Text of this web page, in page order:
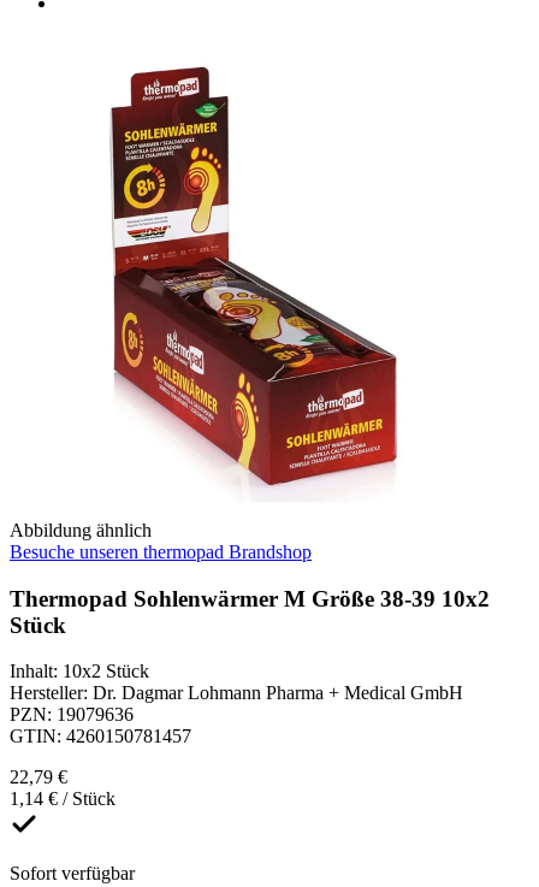
Abbildung ähnlich
Besuche unseren thermopad Brandshop
Thermopad Sohlenwärmer M Größe 38-39 10x2
Stück
Inhalt: 10x2 Stück
Hersteller: Dr. Dagmar Lohmann Pharma + Medical GmbH
PZN: 19079636
GTIN: 4260150781457
22,79 €
1,14 € / Stück
Sofort verfügbar